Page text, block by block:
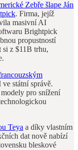
Zebře šlape Ján
. Firma, jejíž
masivní AI
Brightpick
propustností
si z $11B trhu,
státní správě.
pro snížení
Teya a díky vlastním
dat nově nabízí
bleskové